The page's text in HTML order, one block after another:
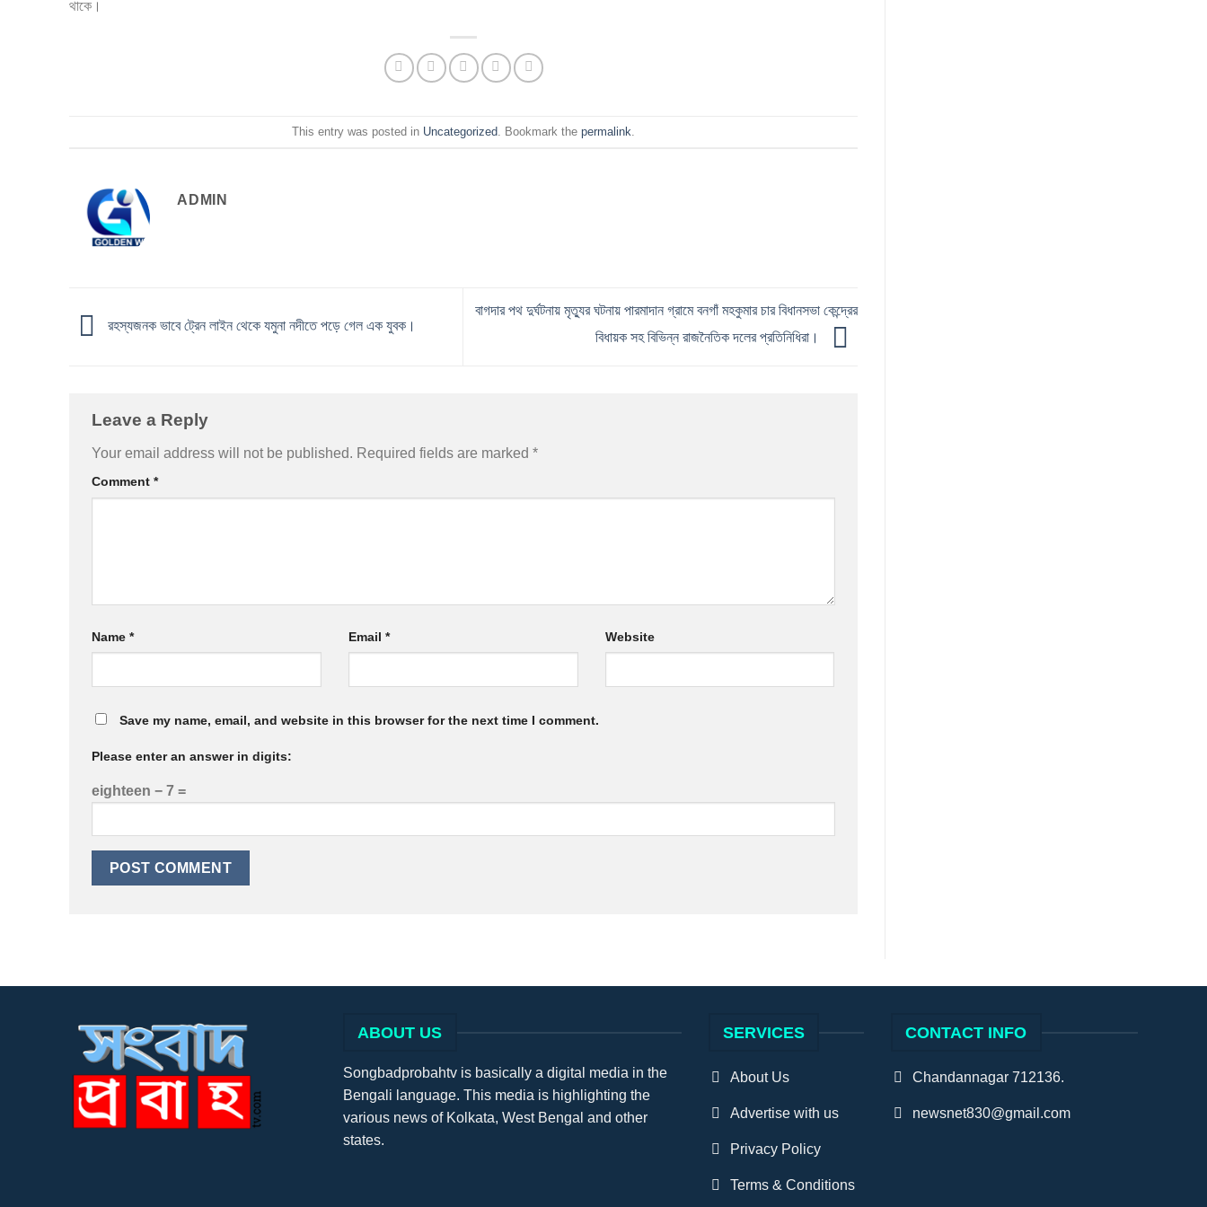
থাকে।
This entry was posted in Uncategorized. Bookmark the permalink
ADMIN
রহস্যজনক ভাবে ট্রেন লাইন থেকে যমুনা নদীতে পড়ে গেল এক যুবক।
বাগদার পথ দুর্ঘটনায় মৃত্যুর ঘটনায় পারমাদান গ্রামে বনগাঁ মহকুমার চার বিধানসভা কেন্দ্রের
বিধায়ক সহ বিভিন্ন রাজনৈতিক দলের প্রতিনিধিরা।
Leave a Reply
Your email address will not be published. Required fields are marked *
Comment *
Name * Email * Website
Save my name, email, and website in this browser for the next time I comment.
Please enter an answer in digits:
eighteen − 7 =
ABOUT US
Songbadprobahtv is basically a digital media in the
Bengali language. This media is highlighting the
various news of Kolkata, West Bengal and other
states.
SERVICES
About Us
Advertise with us
Privacy Policy
Terms & Conditions
CONTACT INFO
Chandannagar 712136.
newsnet830@gmail.com